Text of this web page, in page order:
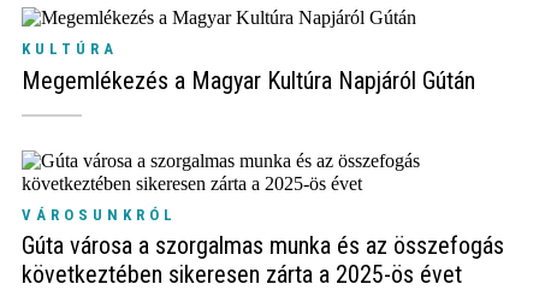
KULTÚRA
Megemlékezés a Magyar Kultúra Napjáról Gútán
VÁROSUNKRÓL
Gúta városa a szorgalmas munka és az összefogás
következtében sikeresen zárta a 2025-ös évet